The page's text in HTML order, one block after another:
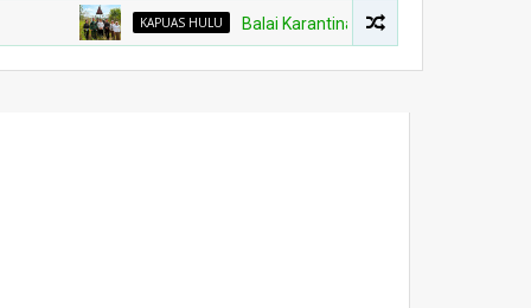
KAPUAS HULU Balai Karantina Kalbar Tinjau Jalur Tidak